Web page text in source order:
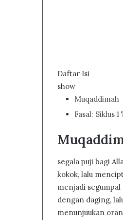
Daftar Isi
show
Muqaddimah
Fasal: Siklus
segala puji bagi
kokok, lalu
menjadi
dengan daging,
menunjuukan